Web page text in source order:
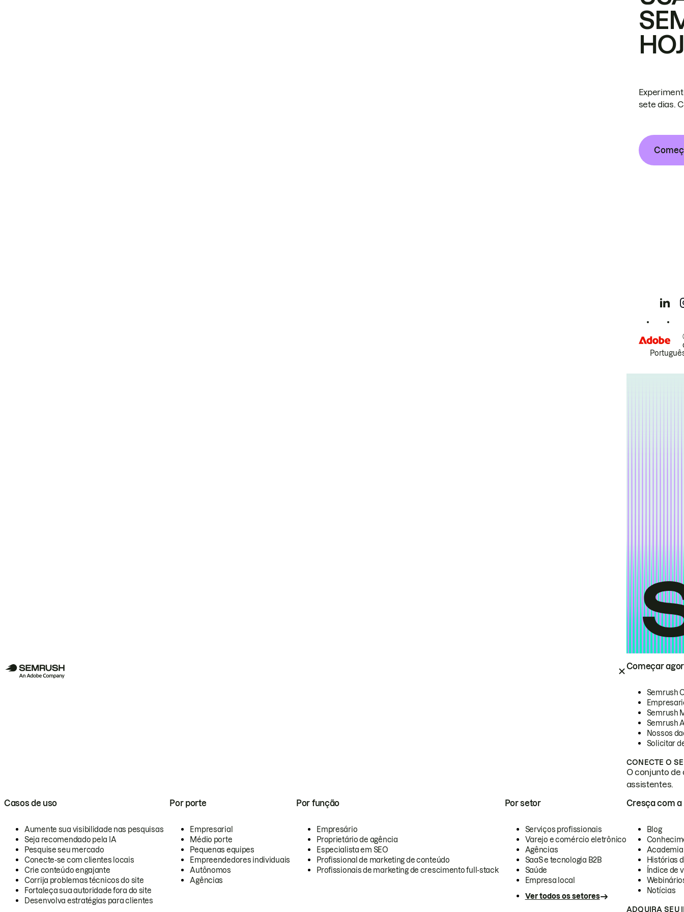
Começar
Semrush
Semrush
Semrush
Nossos
Solicitar
CONECTE O
O conjunto de
assistentes.
Casos de uso
Aumente sua visibilidade nas pesquisas
Seja recomendado pela IA
Pesquise seu mercado
Conecte-se com clientes locais
Crie conteúdo engajante
Corrija problemas técnicos do site
Fortaleça sua autoridade fora do site
Desenvolva estratégias para clientes
Por porte
Empresarial
Médio porte
Pequenas equipes
Empreendedores individuais
Autônomos
Agências
Por função
Empresário
Proprietário de agência
Especialista em SEO
Profissional de marketing de conteúdo
Profissionais de marketing de crescimento full-stack
Por setor
Serviços profissionais
Varejo e comércio eletrônico
Agências
SaaS e tecnologia B2B
Saúde
Empresa local
Ver todos os setores
Cresça com a
Blog
Academia
Histórias
Índice de
Notícias
ADQUIRA SEU
sete dias.